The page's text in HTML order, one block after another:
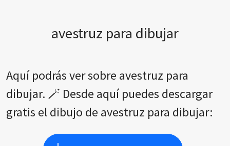
avestruz para dibujar
Aquí podrás ver sobre avestruz para
dibujar. 🪄 Desde aquí puedes descargar
gratis el dibujo de avestruz para dibujar: